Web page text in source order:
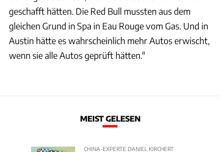
geschafft hätten. Die Red Bull mussten aus dem
gleichen Grund in Spa in Eau Rouge vom Gas. Und in
Austin hätte es wahrscheinlich mehr Autos erwischt,
wenn sie alle Autos geprüft hätten."
MEIST GELESEN
CHINA-EXPERTE DANIEL KIRCHERT